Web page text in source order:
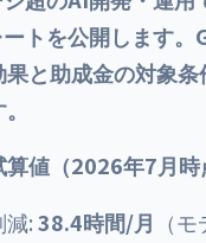
トを公開します
と助成金の対象
値（2026年7月時
:38.4時間/月 （